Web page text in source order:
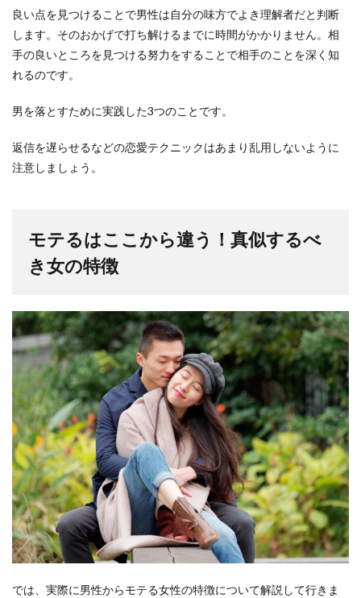
良い点を見つけることで男性は自分の味方でよき理解者だと判断
します。そのおかげで打ち解けるまでに時間がかかりません。相
手の良いところを見つける努力をすることで相手のことを深く知
れるのです。
男を落とすために実践した3つのことです。
返信を遅らせるなどの恋愛テクニックはあまり乱用しないように
注意しましょう。
モテるはここから違う！真似するべ
き女の特徴
では、実際に男性からモテる女性の特徴について解説して行きま